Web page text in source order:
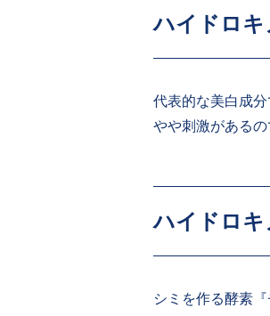
ハイドロキ
代表的な美白成
やや刺激がある
ハイドロキ
シミを作る酵素